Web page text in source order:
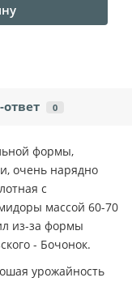
0
формы,
очень нарядно
с
массой 60-70
из-за формы
- Бочонок.
урожайность